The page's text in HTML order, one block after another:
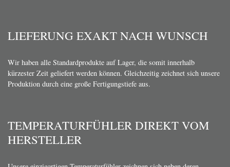
LIEFERUNG EXAKT NACH WUNSCH
Wir haben alle Standardprodukte auf Lager, die somit innerhalb
kürzester Zeit geliefert werden können. Gleichzeitig zeichnet sich unsere
Produktion durch eine große Fertigungstiefe aus.
TEMPERATURFÜHLER DIREKT VOM
HERSTELLER